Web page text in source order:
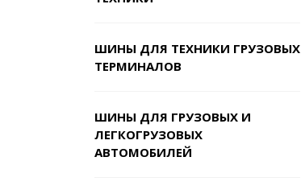
ШИНЫ ДЛЯ ТЕХНИКИ ГРУЗОВЫХ
ТЕРМИНАЛОВ
ШИНЫ ДЛЯ ГРУЗОВЫХ И
ЛЕГКОГРУЗОВЫХ
АВТОМОБИЛЕЙ